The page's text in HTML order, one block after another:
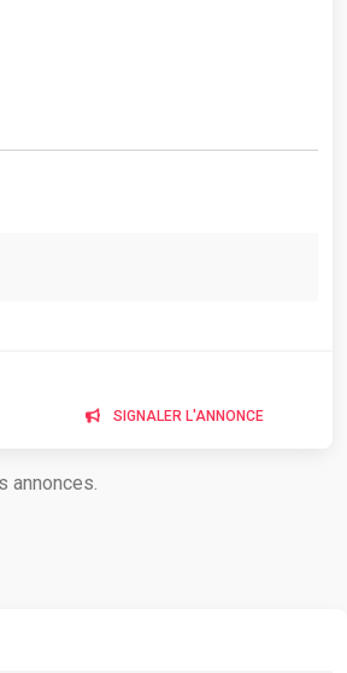
SIGNALER L'ANNONCE
annonces.